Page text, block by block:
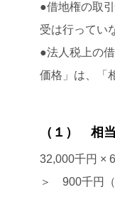
●借地権の取
受は行ってい
●法人税上の
価格」は、「
（１） 相
32,000千円 ×
＞ 900千円（